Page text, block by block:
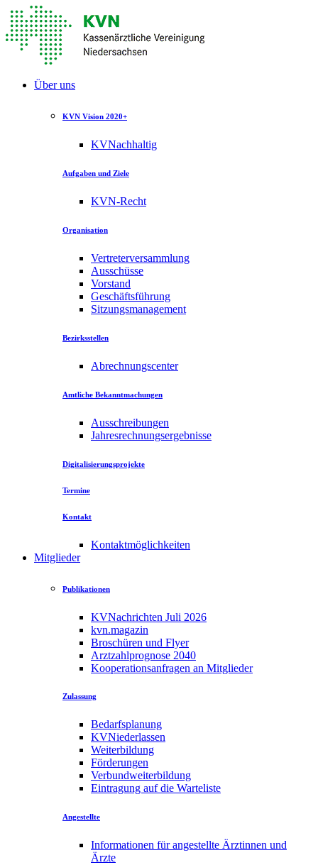
Über uns
KVN Vision 2020+
KVNachhaltig
Aufgaben und Ziele
KVN-Recht
Organisation
Vertreterversammlung
Ausschüsse
Vorstand
Geschäftsführung
Sitzungsmanagement
Bezirksstellen
Abrechnungscenter
Amtliche Bekanntmachungen
Ausschreibungen
Jahresrechnungsergebnisse
Digitalisierungsprojekte
Termine
Kontakt
Kontaktmöglichkeiten
Mitglieder
Publikationen
KVNachrichten Juli 2026
kvn.magazin
Broschüren und Flyer
Arztzahlprognose 2040
Kooperationsanfragen an Mitglieder
Zulassung
Bedarfsplanung
KVNiederlassen
Weiterbildung
Förderungen
Verbundweiterbildung
Eintragung auf die Warteliste
Angestellte
Informationen für angestellte Ärztinnen und
Ärzte